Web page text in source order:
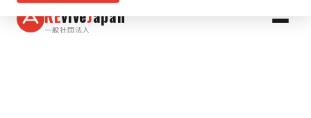
REviveJapan
一般社団法人